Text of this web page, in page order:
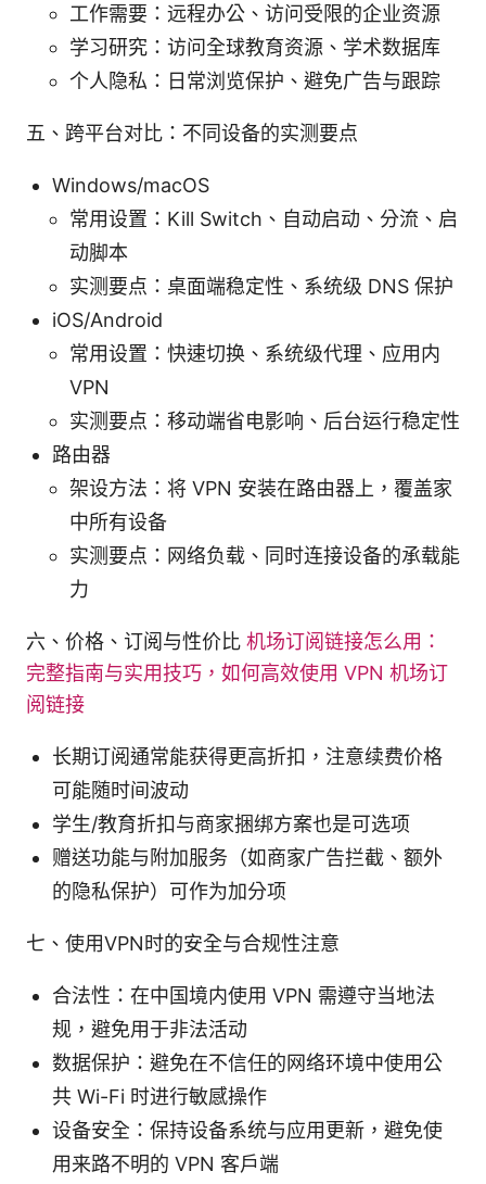
工作需要：远程办公、访问受限的企业资源
学习研究：访问全球教育资源、学术数据库
个人隐私：日常浏览保护、避免广告与跟踪
五、跨平台对比：不同设备的实测要点
Windows/macOS
常用设置：Kill Switch、自动启动、分流、启
动脚本
实测要点：桌面端稳定性、系统级 DNS 保护
iOS/Android
常用设置：快速切换、系统级代理、应用内
VPN
实测要点：移动端省电影响、后台运行稳定性
路由器
架设方法：将 VPN 安装在路由器上，覆盖家
中所有设备
实测要点：网络负载、同时连接设备的承载能
力
六、价格、订阅与性价比 机场订阅链接怎么用：
完整指南与实用技巧，如何高效使用 VPN 机场订
阅链接
长期订阅通常能获得更高折扣，注意续费价格
可能随时间波动
学生/教育折扣与商家捆绑方案也是可选项
赠送功能与附加服务（如商家广告拦截、额外
的隐私保护）可作为加分项
七、使用VPN时的安全与合规性注意
合法性：在中国境内使用 VPN 需遵守当地法
规，避免用于非法活动
数据保护：避免在不信任的网络环境中使用公
共 Wi-Fi 时进行敏感操作
设备安全：保持设备系统与应用更新，避免使
用来路不明的 VPN 客户端